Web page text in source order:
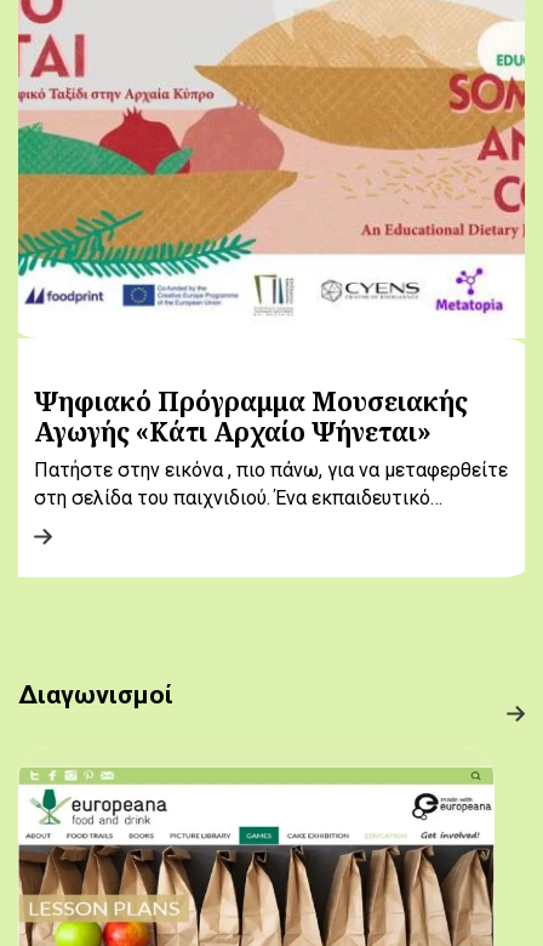
Ψηφιακό Πρόγραμμα Μουσειακής
Αγωγής «Κάτι Αρχαίο Ψήνεται»
Πατήστε στην εικόνα , πιο πάνω, για να μεταφερθείτε
στη σελίδα του παιχνιδιού. Ένα εκπαιδευτικό…
Διαγωνισμοί